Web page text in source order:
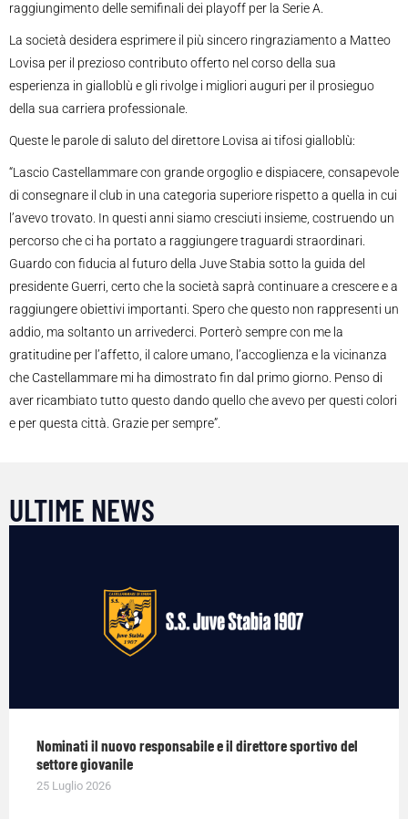
raggiungimento delle semifinali dei playoff per la Serie A.
La società desidera esprimere il più sincero ringraziamento a Matteo
Lovisa per il prezioso contributo offerto nel corso della sua
esperienza in gialloblù e gli rivolge i migliori auguri per il prosieguo
della sua carriera professionale.
Queste le parole di saluto del direttore Lovisa ai tifosi gialloblù:
“Lascio Castellammare con grande orgoglio e dispiacere, consapevole
di consegnare il club in una categoria superiore rispetto a quella in cui
l’avevo trovato. In questi anni siamo cresciuti insieme, costruendo un
percorso che ci ha portato a raggiungere traguardi straordinari.
Guardo con fiducia al futuro della Juve Stabia sotto la guida del
presidente Guerri, certo che la società saprà continuare a crescere e a
raggiungere obiettivi importanti. Spero che questo non rappresenti un
addio, ma soltanto un arrivederci. Porterò sempre con me la
gratitudine per l’affetto, il calore umano, l’accoglienza e la vicinanza
che Castellammare mi ha dimostrato fin dal primo giorno. Penso di
aver ricambiato tutto questo dando quello che avevo per questi colori
e per questa città. Grazie per sempre”.
ULTIME NEWS
Nominati il nuovo responsabile e il direttore sportivo del
settore giovanile
25 Luglio 2026